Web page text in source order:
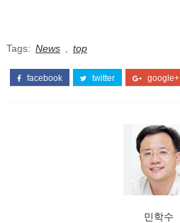
Tags: News top
facebook twitter google+
민학수